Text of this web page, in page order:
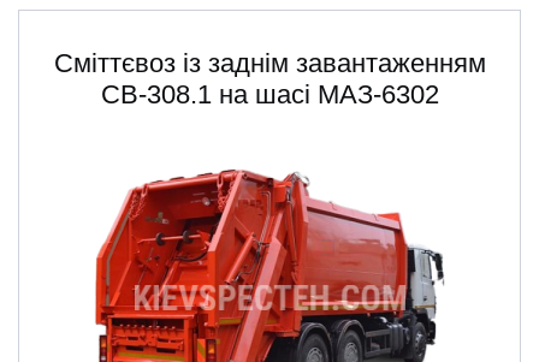
Сміттєвоз із заднім завантаженням
СВ-308.1 на шасі МАЗ-6302